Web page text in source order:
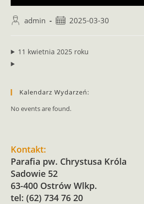
admin 2025-03-30
11 kwietnia 2025 roku
Kalendarz Wydarzeń:
No events are found.
Kontakt:
Parafia pw. Chrystusa Króla
Sadowie 52
63-400 Ostrów Wlkp.
tel: (62) 734 76 20